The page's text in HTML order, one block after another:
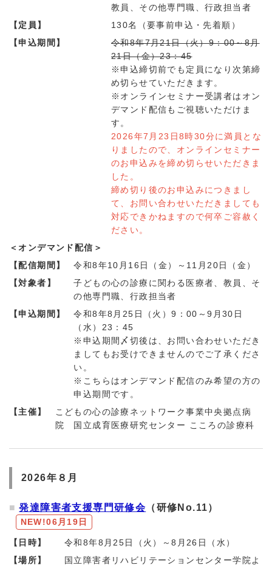
教員、その他専門職、行政担当者
【定員】
130名（要事前申込・先着順）
【申込期間】
令和8年7月21日（火）9：00～8月
21日（金）23：45
※申込締切前でも定員になり次第締
め切らせていただきます。
※オンラインセミナー受講者はオン
デマンド配信もご視聴いただけま
す。
2026年7月23日8時30分に満員とな
りましたので、オンラインセミナー
のお申込みを締め切らせいただきま
した。
締め切り後のお申込みにつきまし
て、お問い合わせいただきましても
対応できかねますので何卒ご容赦く
ださい。
＜オンデマンド配信＞
【配信期間】
令和8年10月16日（金）～11月20日（金）
【対象者】
子どもの心の診療に関わる医療者、教員、そ
の他専門職、行政担当者
【申込期間】
令和8年8月25日（火）9：00～9月30日
（水）23：45
※申込期間〆切後は、お問い合わせいただき
ましてもお受けできませんのでご了承くださ
い。
※こちらはオンデマンド配信のみ希望の方の
申込期間です。
【主催】
こどもの心の診療ネットワーク事業中央拠点病
院 国立成育医療研究センター こころの診療科
2026年８月
発達障害者支援専門研修会 （研修No.11）
NEW!06月19日
【日時】
令和8年8月25日（火）～8月26日（水）
【場所】
国立障害者リハビリテーションセンター学院よ